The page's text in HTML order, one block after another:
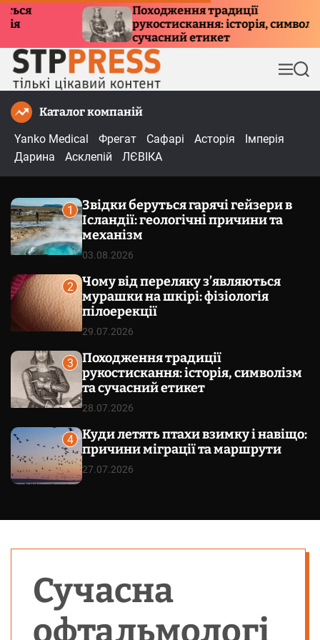
Походження традиції
рукостискання: історія, символізм та
сучасний етикет
М
е
П
о
Каталог компаній
Yanko Medical
Фрегат Сафарі Асторія
Імперія
Дарина
Асклепій ЛЄВІКА
1
Звідки беруться гарячі гейзери в
Ісландії: геологічні причини та
механізм
03.08.2026
2
Чому від переляку з’являються
мурашки на шкірі: фізіологія
пілоерекції
29.07.2026
3
Походження традиції
рукостискання: історія, символізм
та сучасний етикет
28.07.2026
4
Куди летять птахи взимку і навіщо:
причини міграції та маршрути
27.07.2026
Сучасна
офтальмологі